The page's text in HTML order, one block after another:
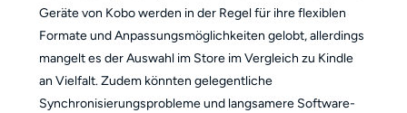
Geräte von Kobo werden in der Regel für ihre flexiblen
Formate und Anpassungsmöglichkeiten gelobt, allerdings
mangelt es der Auswahl im Store im Vergleich zu Kindle
an Vielfalt. Zudem könnten gelegentliche
Synchronisierungsprobleme und langsamere Software-